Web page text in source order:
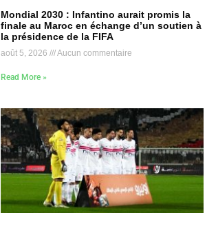
Mondial 2030 : Infantino aurait promis la
finale au Maroc en échange d’un soutien à
la présidence de la FIFA
août 5, 2026 Aucun commentaire
Read More »